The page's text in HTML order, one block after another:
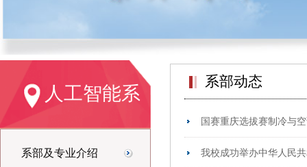
人工智能系
系部及专业介绍
系部动态
国赛重庆选拔赛制冷与
我校成功举办中华人民